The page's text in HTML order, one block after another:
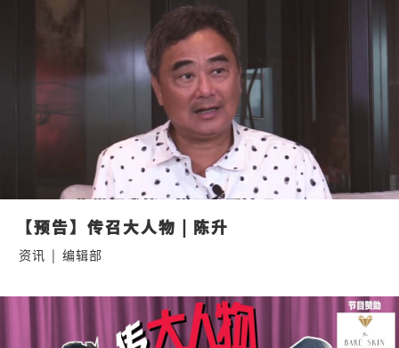
【预告】传召大人物 | 陈升
资讯 | 编辑部